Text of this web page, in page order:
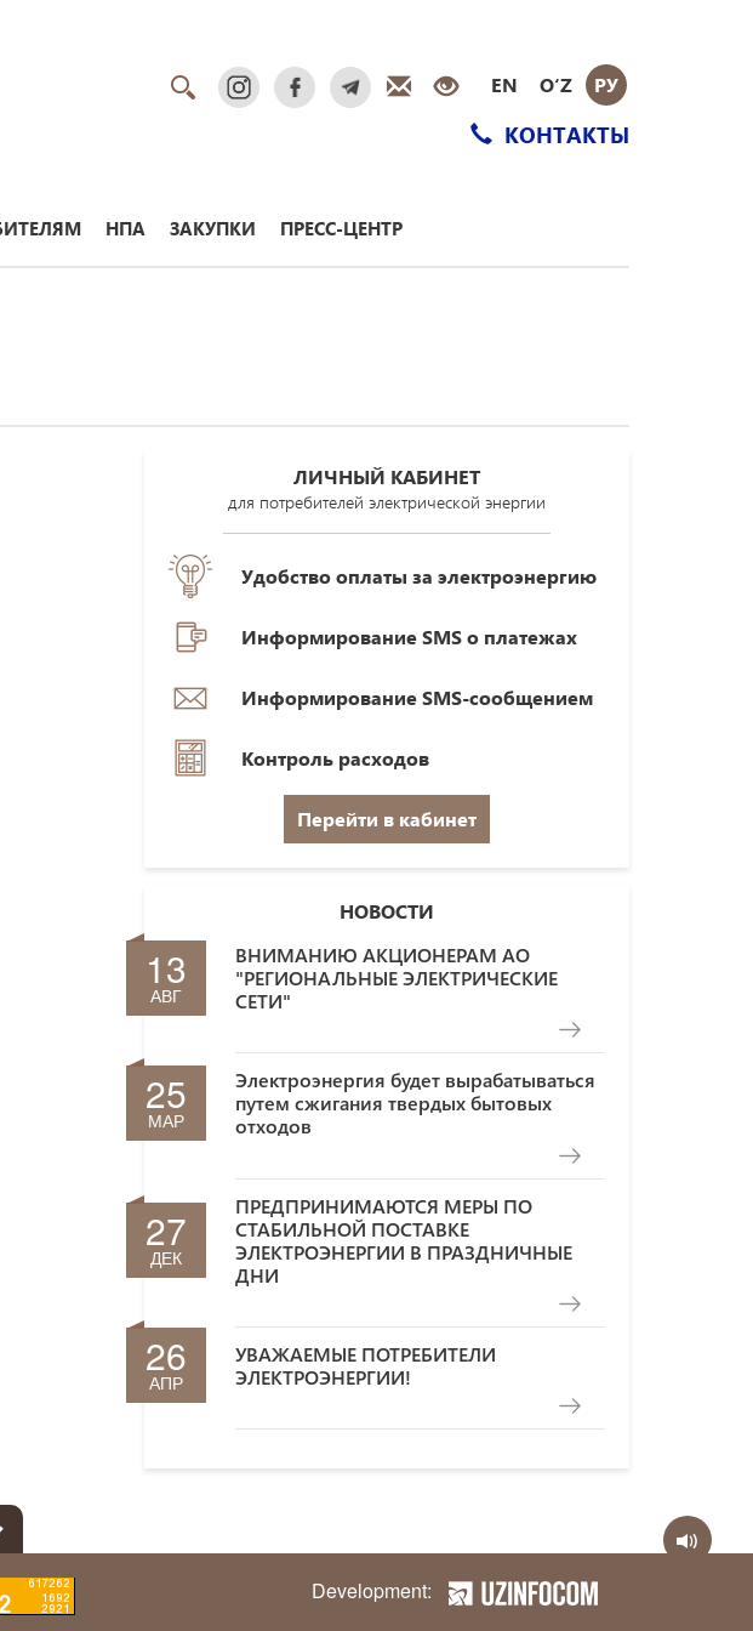
EN O‘Z РУ
КОНТАКТЫ
НПА ЗАКУПКИ ПРЕСС-ЦЕНТР
ЛИЧНЫЙ КАБИНЕТ
для потребителей электрической энергии
Удобство оплаты за электроэнергию
Информирование SMS о платежах
Информирование SMS-сообщением
Контроль расходов
Перейти в кабинет
НОВОСТИ
13
АВГ
ВНИМАНИЮ АКЦИОНЕРАМ АО
"РЕГИОНАЛЬНЫЕ ЭЛЕКТРИЧЕСКИЕ
СЕТИ"
25
МАР
Электроэнергия будет вырабатываться
путем сжигания твердых бытовых
отходов
27
ДЕК
ПРЕДПРИНИМАЮТСЯ МЕРЫ ПО
СТАБИЛЬНОЙ ПОСТАВКЕ
ЭЛЕКТРОЭНЕРГИИ В ПРАЗДНИЧНЫЕ
ДНИ
26
АПР
УВАЖАЕМЫЕ ПОТРЕБИТЕЛИ
ЭЛЕКТРОЭНЕРГИИ!
Development: